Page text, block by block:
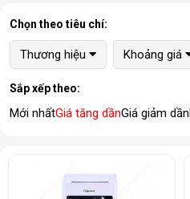
Chọn theo tiêu chí:
Thương hiệu Khoảng giá
Sắp xếp theo:
Mới nhấtGiá tăng dầnGiá giảm dần